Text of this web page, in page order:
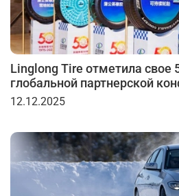
Linglong Tire отметила свое
глобальной партнерской
12.12.2025